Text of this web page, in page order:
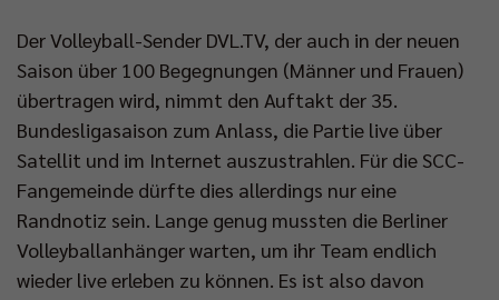
Der Volleyball-Sender DVL.TV, der auch in der neuen
Saison über 100 Begegnungen (Männer und Frauen)
übertragen wird, nimmt den Auftakt der 35.
Bundesligasaison zum Anlass, die Partie live über
Satellit und im Internet auszustrahlen. Für die SCC-
Fangemeinde dürfte dies allerdings nur eine
Randnotiz sein. Lange genug mussten die Berliner
Volleyballanhänger warten, um ihr Team endlich
wieder live erleben zu können. Es ist also davon